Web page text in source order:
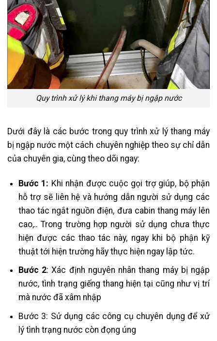
Quy trình xử lý khi thang máy bị ngập nước
Dưới đây là các bước trong quy trình xử lý thang máy
bị ngập nước một cách chuyên nghiệp theo sự chỉ dẫn
của chuyên gia, cùng theo dõi ngay:
Bước 1: Khi nhận được cuộc gọi trợ giúp, bộ phận
hỗ trợ sẽ liên hệ và hướng dẫn người sử dụng các
thao tác ngắt nguồn điện, đưa cabin thang máy lên
cao,.. Trong trường hợp người sử dụng chưa thực
hiện được các thao tác này, ngay khi bộ phận kỹ
thuật tới hiện trường hãy thực hiện ngay lập tức.
Bước 2: Xác định nguyên nhân thang máy bị ngập
nước, tình trạng giếng thang hiện tại cũng như vị trí
mà nước đã xâm nhập
Bước 3: Sử dụng các công cụ chuyên dụng để xử
lý tình trạng nước còn đọng úng